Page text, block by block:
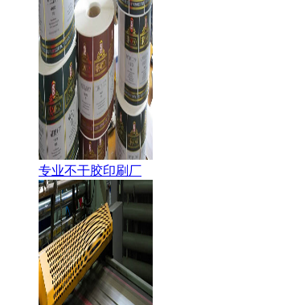
专业不干胶印刷厂